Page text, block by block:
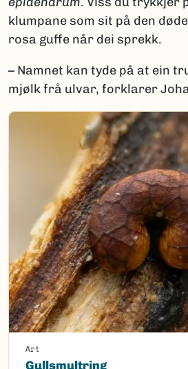
klumpane som sit på den
rosa guffe når dei sprekk.
– Namnet kan tyde på at ein
mjølk frå ulvar, forklarer
Art
Gullsmultring